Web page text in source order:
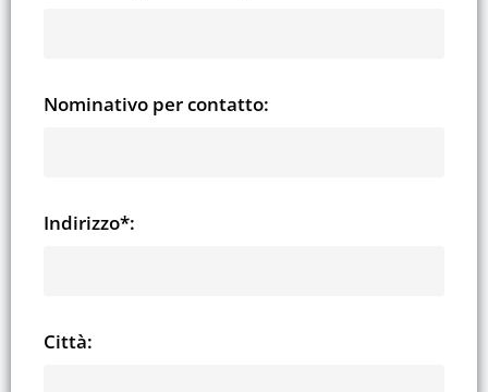
Nominativo per contatto:
Indirizzo*:
Città: